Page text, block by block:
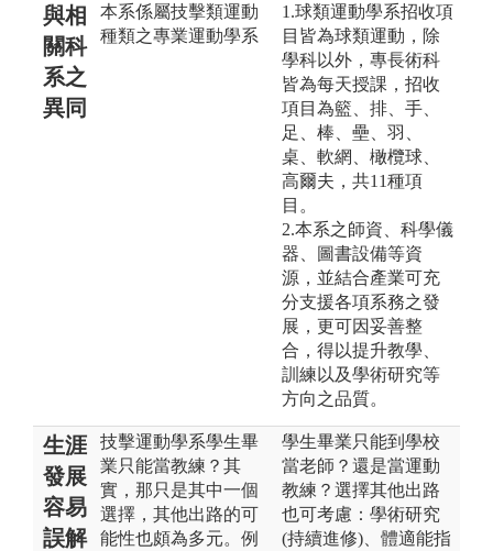
與相
關科
系之
異同
本系係屬技擊類運動
種類之專業運動學系
1.球類運動學系招收項
目皆為球類運動，除
學科以外，專長術科
皆為每天授課，招收
項目為籃、排、手、
足、棒、壘、羽、
桌、軟網、橄欖球、
高爾夫，共11種項
目。
2.本系之師資、科學儀
器、圖書設備等資
源，並結合產業可充
分支援各項系務之發
展，更可因妥善整
合，得以提升教學、
訓練以及學術研究等
方向之品質。
生涯
發展
容易
誤解
技擊運動學系學生畢
業只能當教練？其
實，那只是其中一個
選擇，其他出路的可
能性也頗為多元。例
學生畢業只能到學校
當老師？還是當運動
教練？選擇其他出路
也可考慮：學術研究
(持續進修)、體適能指